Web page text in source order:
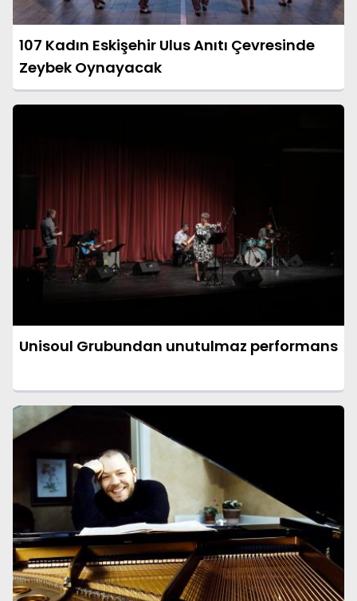
107 Kadın Eskişehir Ulus Anıtı Çevresinde
Zeybek Oynayacak
Unisoul Grubundan unutulmaz performans